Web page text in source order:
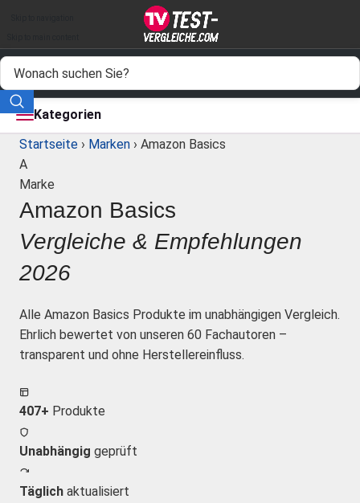
Kategorien
Elektronik
Freizeit
Haushalt
Mode
Service
Startseite › Marken › Amazon Basics
A
Marke
Amazon Basics
Vergleiche & Empfehlungen
2026
Alle Amazon Basics Produkte im unabhängigen Vergleich.
Ehrlich bewertet von unseren 60 Fachautoren –
transparent und ohne Herstellereinfluss.
407+ Produkte
Unabhängig geprüft
Täglich aktualisiert